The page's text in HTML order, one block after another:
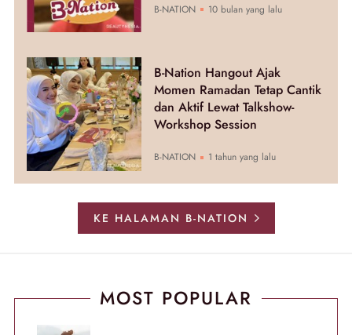
B-NATION 10 bulan yang lalu
B-Nation Hangout Ajak
Momen Ramadan Tetap Cantik
dan Aktif Lewat Talkshow-
Workshop Session
B-NATION 1 tahun yang lalu
KE HALAMAN B-NATION
MOST POPULAR